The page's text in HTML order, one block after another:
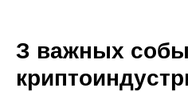
З вaжныx